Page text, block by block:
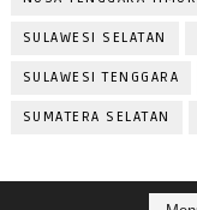
SULAWESI SELATAN
SULAWESI TENGGARA
SUMATERA SELATAN